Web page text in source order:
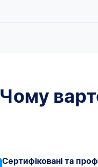
Чому
Сертифіковані та